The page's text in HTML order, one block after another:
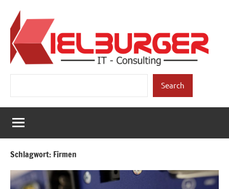
Inhalt
springen
Kielburger
IT-
Consulting
Search
Schlagwort: Firmen